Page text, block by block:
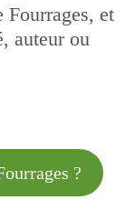
Fourrages, et
auteur ou